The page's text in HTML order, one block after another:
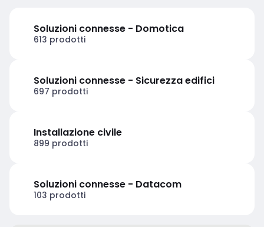
Soluzioni connesse - Domotica
613 prodotti
Soluzioni connesse - Sicurezza edifici
697 prodotti
Installazione civile
899 prodotti
Soluzioni connesse - Datacom
103 prodotti